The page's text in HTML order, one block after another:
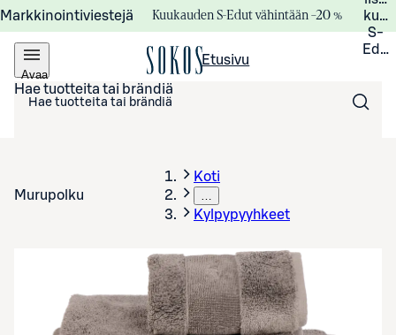
Markkinointiviestejä Kuukauden S-Edut vähintään –20 %
S-
Avaa
valikko
Etusivu
Hae tuotteita tai brändiä
Murupolku
Koti
…
Kylpypyyhkeet